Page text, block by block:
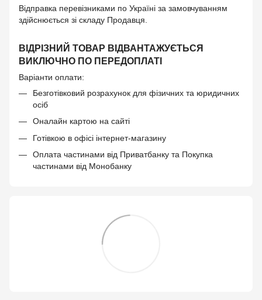
Відправка перевізниками по Україні за замовчуванням
здійснюється зі складу Продавця.
ВІДРІЗНИЙ ТОВАР ВІДВАНТАЖУЄТЬСЯ
ВИКЛЮЧНО ПО ПЕРЕДОПЛАТІ
Варіанти оплати:
Безготівковий розрахунок для фізичних та юридичних
осіб
Оналайн картою на сайті
Готівкою в офісі інтернет-магазину
Оплата частинами від Приватбанку та Покупка
частинами від Монобанку